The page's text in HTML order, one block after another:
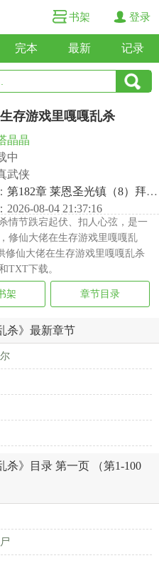
书架 登录
完本 最新 记录
存游戏里嘎嘎乱杀
晶晶
中
武侠
第182章 莱恩圣光镇（8）拜访兰德尔
2026-08-04 21:37:16
情节跌宕起伏、扣人心弦，是一
修仙大佬在生存游戏里嘎嘎乱
修仙大佬在生存游戏里嘎嘎乱杀
TXT下载。
架 章节目录
杀》最新章节
杀》目录 第一页 （第1-100